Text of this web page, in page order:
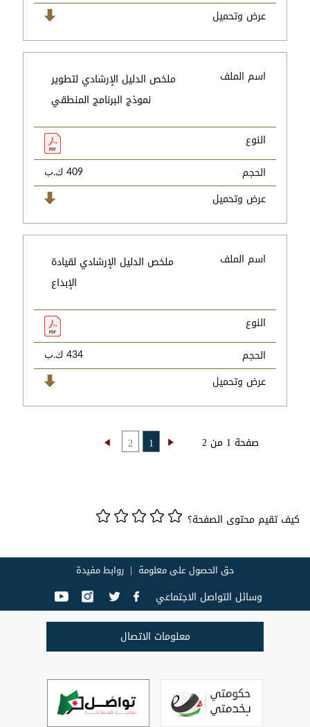
عرض وتحميل
اسم الملف
ملخص الدليل الإرشادي لتطوير
نموذج البرنامج المنطقي
النوع
الحجم
409 ك.ب
عرض وتحميل
اسم الملف
ملخص الدليل الإرشادي لقيادة
الإبداع
النوع
الحجم
434 ك.ب
عرض وتحميل
صفحة 1 من 2 1
2
كيف تقيم محتوى الصفحة؟
حق الحصول على معلومة روابط مفيدة
وسائل التواصل الاجتماعي
معلومات الاتصال